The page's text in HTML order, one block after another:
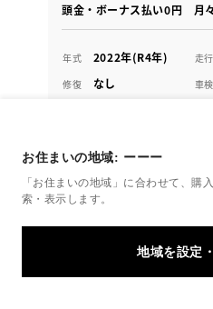
お住まいの地域: ーーー
「お住まいの地域」に合わせて、購
索・表示します。
頭金・ボーナス払い0円 月
年式 2022年(R4年) 走行
修復 なし 車検
各種お問
0463-